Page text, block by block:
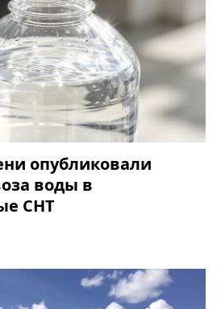
опубликовали
воды в
СНТ